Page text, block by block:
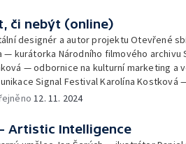
či nebýt (online)
designér a autor projektu Otevřené
— kurátorka Národního filmového archivu
— odbornice na kulturní marketing a
Signal Festival Karolína Kostková
digitálních služeb Slovenské národní
12. 11. 2024
Artistic Intelligence